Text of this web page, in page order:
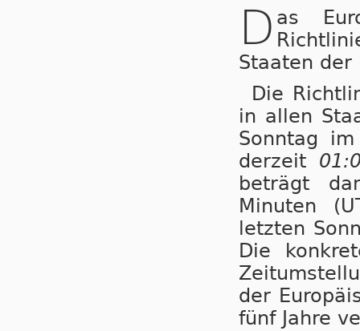
D as
Staaten der
Die
in allen
Sonntag
derzeit
beträgt
Minuten
letzten
Die
der
fünf Jahre